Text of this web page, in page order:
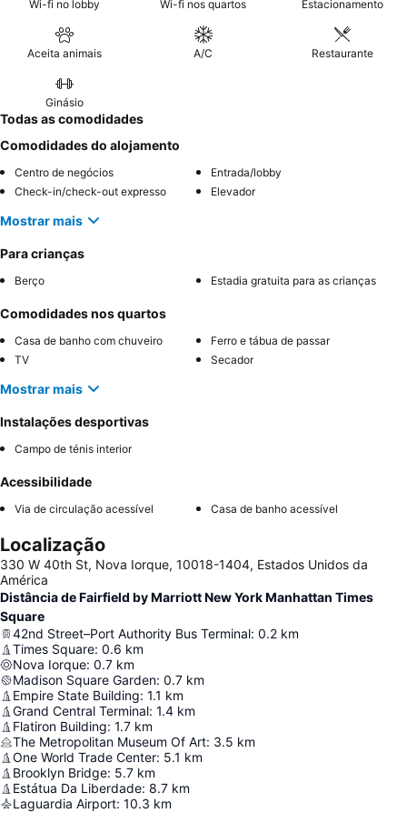
Wi-fi no lobby Wi-fi nos quartos Estacionamento
Aceita animais A/C Restaurante
Ginásio
Todas as comodidades
Comodidades do alojamento
Centro de negócios
Entrada/lobby
Check-in/check-out expresso
Elevador
Mostrar mais
Para crianças
Berço Estadia gratuita para as crianças
Comodidades nos quartos
Casa de banho com chuveiro
Ferro e tábua de passar
TV
Secador
Mostrar mais
Instalações desportivas
Campo de ténis interior
Acessibilidade
Via de circulação acessível Casa de banho acessível
Localização
330 W 40th St, Nova Iorque, 10018-1404, Estados Unidos da
América
Distância de Fairfield by Marriott New York Manhattan Times
Square
42nd Street–Port Authority Bus Terminal: 0.2 km
Times Square: 0.6 km
Nova Iorque: 0.7 km
Madison Square Garden: 0.7 km
Empire State Building: 1.1 km
Grand Central Terminal: 1.4 km
Flatiron Building: 1.7 km
The Metropolitan Museum Of Art: 3.5 km
One World Trade Center: 5.1 km
Brooklyn Bridge: 5.7 km
Estátua Da Liberdade: 8.7 km
Laguardia Airport: 10.3 km